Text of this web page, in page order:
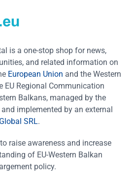
is a one-stop shop for news,
and related information on
European Union and the Western
EU Regional Communication
Balkans, managed by the
implemented by an external
SRL.
raise awareness and increase
of EU-Western Balkan
policy.